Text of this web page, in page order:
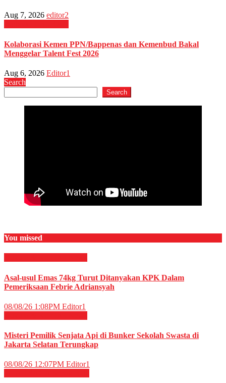
Aug 7, 2026 editor2
Kolaborasi Kemen PPN/Bappenas dan Kemenbud Bakal
Menggelar Talent Fest 2026
Aug 6, 2026 Editor1
Search
Search
You missed
Asal-usul Emas 74kg Turut Ditanyakan KPK Dalam
Pemeriksaan Febrie Adriansyah
08/08/26 1:08PM Editor1
Misteri Pemilik Senjata Api di Bunker Sekolah Swasta di
Jakarta Selatan Terungkap
08/08/26 12:07PM Editor1